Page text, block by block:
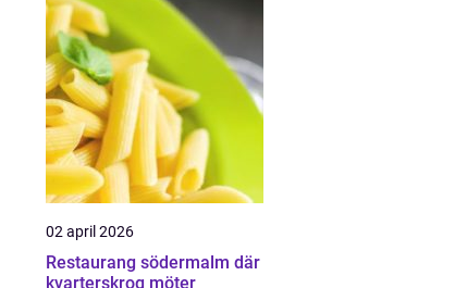
02 april 2026
Restaurang södermalm där
kvarterskrog möter